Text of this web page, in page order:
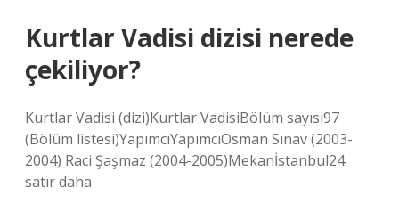
Kurtlar Vadisi dizisi nerede
çekiliyor?
Kurtlar Vadisi (dizi)Kurtlar VadisiBölüm sayısı97
(Bölüm listesi)YapımcıYapımcıOsman Sınav (2003-
2004) Raci Şaşmaz (2004-2005)Mekanİstanbul24
satır daha